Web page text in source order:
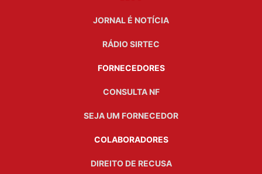
JORNAL É NOTÍCIA
RÁDIO SIRTEC
FORNECEDORES
CONSULTA NF
SEJA UM FORNECEDOR
COLABORADORES
DIREITO DE RECUSA